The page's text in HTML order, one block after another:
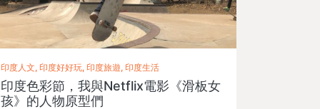
印度人文, 印度好好玩, 印度旅遊, 印度生活
印度色彩節，我與Netflix電影《滑板女
孩》的人物原型們